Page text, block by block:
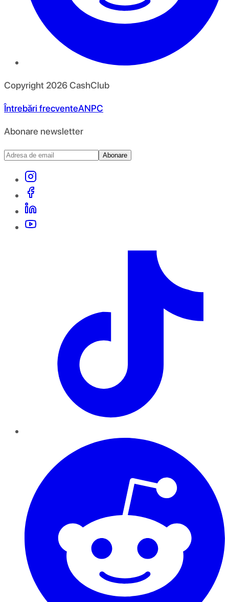
Copyright 2026CashClub
Întrebări frecventeANPC
Abonare newsletter
Abonare